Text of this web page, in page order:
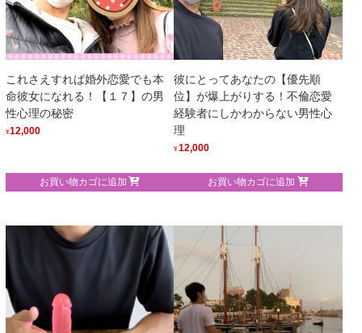
これさえすれば婚外恋愛でも本
命彼女になれる！【１７】の男
性心理の秘密
¥12,000
お買い物カゴに追加
彼にとってあなたの【優先順
位】が爆上がりする！不倫恋愛
経験者にしかわからない男性心
理
¥12,000
お買い物カゴに追加